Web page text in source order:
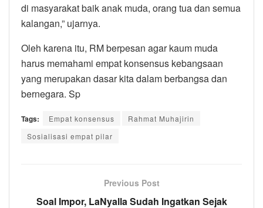
di masyarakat baik anak muda, orang tua dan semua
kalangan,” ujarnya.
Oleh karena itu, RM berpesan agar kaum muda
harus memahami empat konsensus kebangsaan
yang merupakan dasar kita dalam berbangsa dan
bernegara. Sp
Tags: Empat konsensus
Rahmat Muhajirin
Sosialisasi empat pilar
Previous Post
Soal Impor, LaNyalla Sudah Ingatkan Sejak